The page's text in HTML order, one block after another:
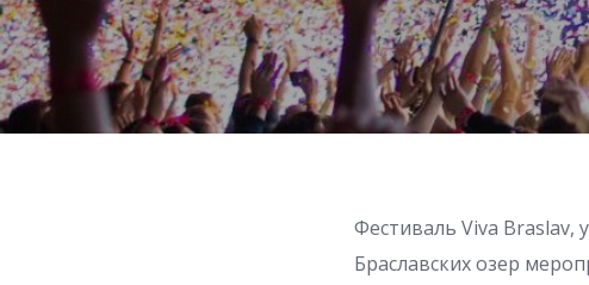
Фестиваль Viva Braslav,
Браславских озер